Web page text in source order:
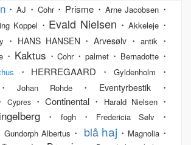
・AJ ・ Cohr・Prisme・ Arne Jacobsen ・
Koppel ・ Evald Nielsen ・Akkeleje ・
・ HANS HANSEN ・Arvesølv ・antik ・
・ Kaktus ・Cohr・palmet ・ Bernadotte ・
・HERREGAARD・Gyldenholm ・
Johan Rohde・ Eventyrbestik ・
Cypres・Continental・ Harald Nielsen・
・ fogh・ Fredericia Sølv・
Gundorph Albertus ・ blå haj ・ Magnolia ・